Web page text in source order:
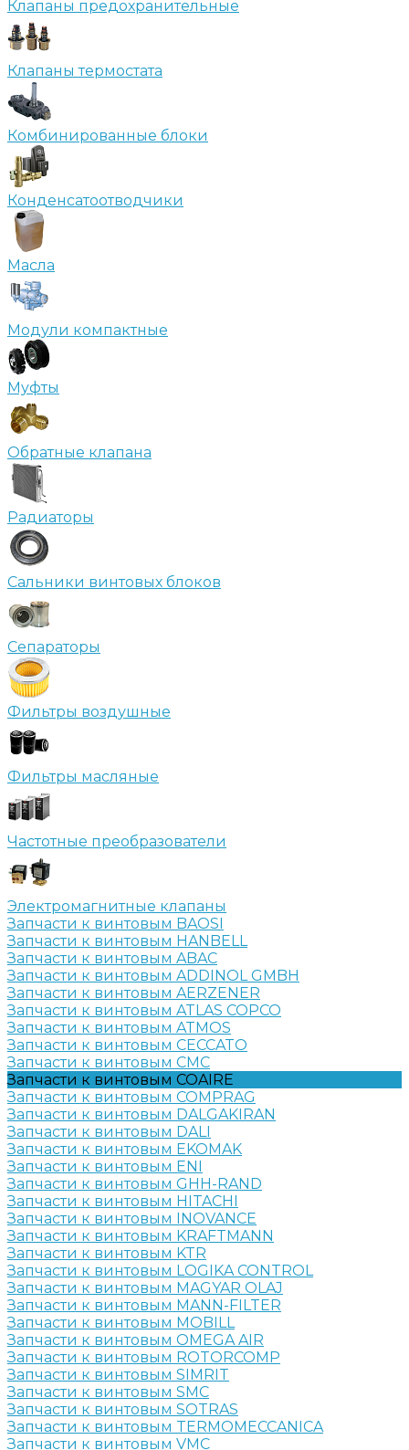
Клапаны предохранительные
Клапаны термостата
Комбинированные блоки
Конденсатоотводчики
Масла
Модули компактные
Муфты
Обратные клапана
Радиаторы
Сальники винтовых блоков
Сепараторы
Фильтры воздушные
Фильтры масляные
Частотные преобразователи
Электромагнитные клапаны
Запчасти к винтовым BAOSI
Запчасти к винтовым HANBELL
Запчасти к винтовым ABAC
Запчасти к винтовым ADDINOL GMBH
Запчасти к винтовым AERZENER
Запчасти к винтовым ATLAS COPCO
Запчасти к винтовым ATMOS
Запчасти к винтовым CECCATO
Запчасти к винтовым CMC
Запчасти к винтовым COAIRE
Запчасти к винтовым COMPRAG
Запчасти к винтовым DALGAKIRAN
Запчасти к винтовым DALI
Запчасти к винтовым EKOMAK
Запчасти к винтовым ENI
Запчасти к винтовым GHH-RAND
Запчасти к винтовым HITACHI
Запчасти к винтовым INOVANCE
Запчасти к винтовым KRAFTMANN
Запчасти к винтовым KTR
Запчасти к винтовым LOGIKA CONTROL
Запчасти к винтовым MAGYAR OLAJ
Запчасти к винтовым MANN-FILTER
Запчасти к винтовым MOBILL
Запчасти к винтовым OMEGA AIR
Запчасти к винтовым ROTORCOMP
Запчасти к винтовым SIMRIT
Запчасти к винтовым SMC
Запчасти к винтовым SOTRAS
Запчасти к винтовым TERMOMECCANICA
Запчасти к винтовым VMC